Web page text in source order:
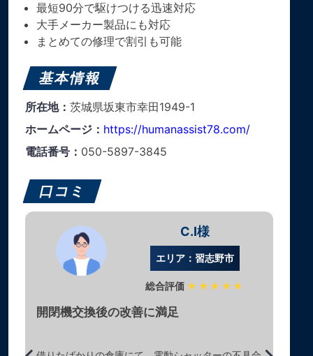
最短90分で駆けつける迅速対応
大手メーカー製品にも対応
まとめての修理で割引も可能
基本情報
所在地： 茨城県坂東市幸田1949-1
ホームページ： https://humanassist78.com/
電話番号： 050-5897-3845
口コミ
C.I様
エリア：習志野市
総合評価 ★★★★★
開閉機交換後の改善に満足